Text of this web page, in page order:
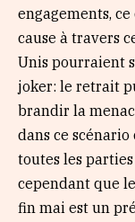
engagements,
cause à travers
Unis pourraient
joker: le retrait
brandir la
dans ce
toutes les
cependant que
fin mai est un